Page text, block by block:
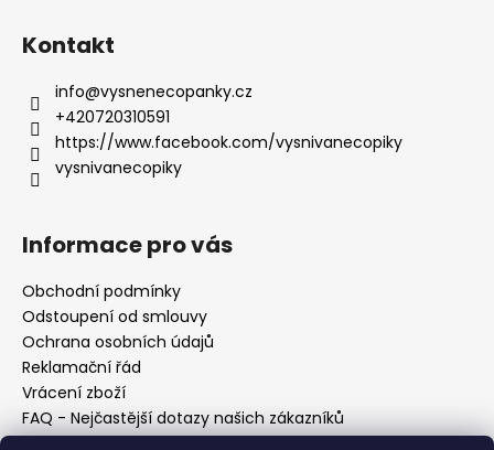
í
?
D
o
p
o
r
u
Kontakt
info@vysnenecopanky.cz
+420720310591
https://www.facebook.com/vysnivanecopiky
vysnivanecopiky
Informace pro vás
Obchodní podmínky
Odstoupení od smlouvy
Ochrana osobních údajů
Reklamační řád
Vrácení zboží
FAQ - Nejčastější dotazy našich zákazníků